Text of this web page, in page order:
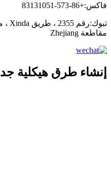
فاكس:+86-573-83131051
مقاطعة Zhejiang
إنشاء طرق هيكلية